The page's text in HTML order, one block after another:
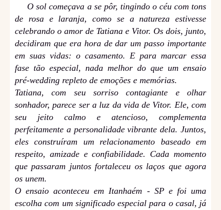
O sol começava a se pôr, tingindo o céu com tons
de rosa e laranja, como se a natureza estivesse
celebrando o amor de Tatiana e Vitor. Os dois, junto,
decidiram que era hora de dar um passo importante
em suas vidas: o casamento. E para marcar essa
fase tão especial, nada melhor do que um ensaio
pré-wedding repleto de emoções e memórias.
Tatiana, com seu sorriso contagiante e olhar
sonhador, parece ser a luz da vida de Vitor. Ele, com
seu jeito calmo e atencioso, complementa
perfeitamente a personalidade vibrante dela. Juntos,
eles construíram um relacionamento baseado em
respeito, amizade e confiabilidade. Cada momento
que passaram juntos fortaleceu os laços que agora
os unem.
O ensaio aconteceu em Itanhaém - SP e foi uma
escolha com um significado especial para o casal, já